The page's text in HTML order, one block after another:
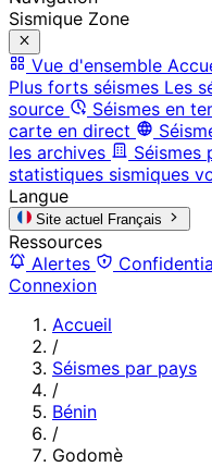
Sismique Zone
Vue d'ensemble
Plus forts séismes Les
source
Séismes en
carte en direct
les archives
Séismes
statistiques sismiques
Langue
Site actuel Français
Ressources
Alertes
Connexion
Accueil
/
Séismes par pays
/
Bénin
/
Godomè